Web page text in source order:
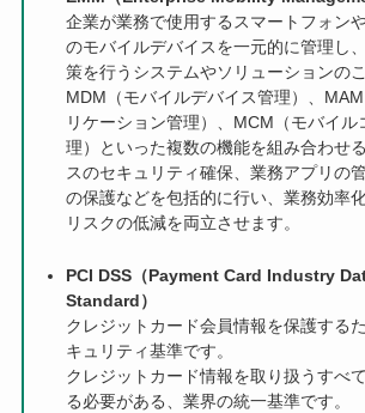
企業が業務で使用するスマートフォン
のモバイルデバイスを一元的に管理し
策を行うシステムやソリューションのこ
MDM（モバイルデバイス管理）、
リケーション管理）、MCM（モバイル
理）といった複数の機能を組み合わせ
スのセキュリティ確保、業務アプリの
の保護などを包括的に行い、業務効率
リスクの低減を両立させます。
PCI DSS（Payment Card Industry
Standard）
クレジットカード会員情報を保護する
キュリティ基準です。
クレジットカード情報を取り扱うすべ
る必要がある、業界の統一基準です。